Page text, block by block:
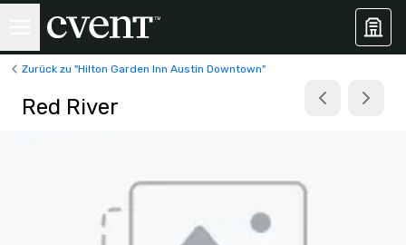
Zurück zu "Hilton Garden Inn Austin Downtown"
Red River